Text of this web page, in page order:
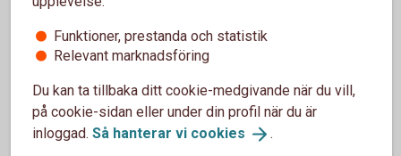
Funktioner, prestanda och statistik
Relevant marknadsföring
Du kan ta tillbaka ditt cookie-medgivande när du vill,
på cookie-sidan eller under din profil när du är
inloggad. Så hanterar vi cookies .